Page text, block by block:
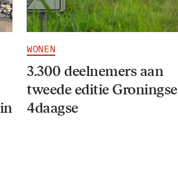
WONEN
3.300 deelnemers aan
tweede editie Groningse
4daagse